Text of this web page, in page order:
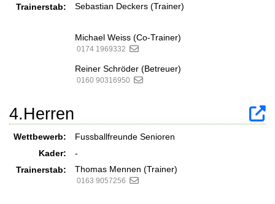
Trainerstab:
Sebastian Deckers (Trainer)
Michael Weiss (Co-Trainer)
0174 1969332
Reiner Schröder (Betreuer)
0160 90316950
4.Herren
Wettbewerb:
Fussballfreunde Senioren
Kader:
-
Trainerstab:
Thomas Mennen (Trainer)
0163 9057256